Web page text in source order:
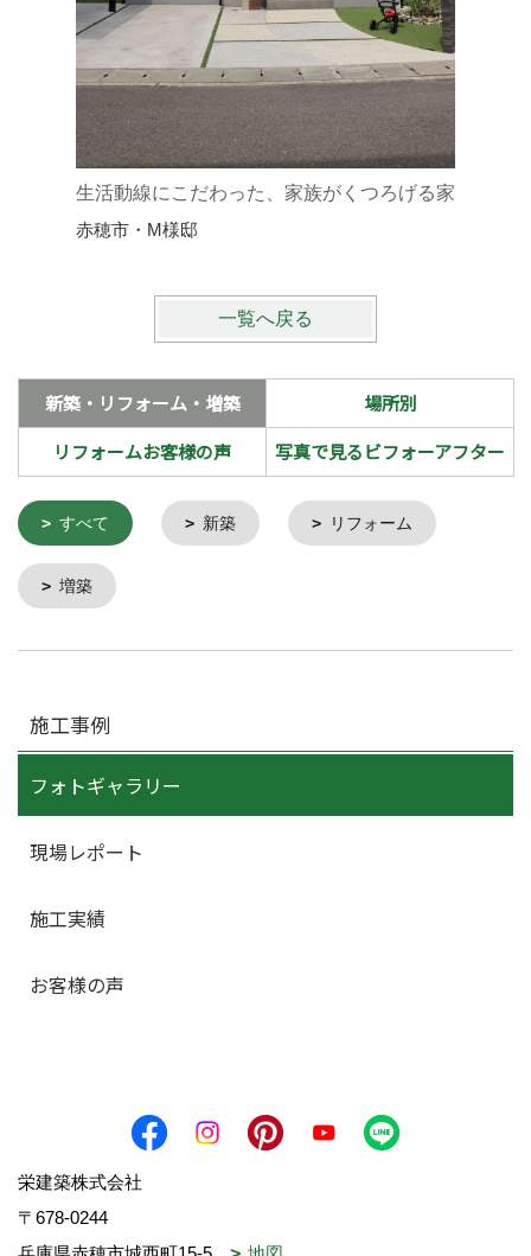
生活動線にこだわった、家族がくつろげる家
赤穂市・M様邸
一覧へ戻る
新築・リフォーム・増築
場所別
リフォームお客様の声
写真で見るビフォーアフター
すべて 新築 リフォーム
増築
施工事例
フォトギャラリー
現場レポート
施工実績
お客様の声
栄建築株式会社
〒678-0244